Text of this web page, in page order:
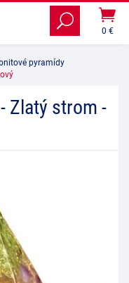
0 €
pyramídy
Zlatý strom -